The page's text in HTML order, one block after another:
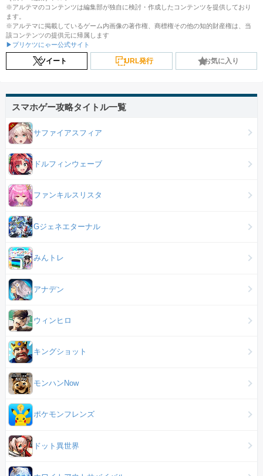
※アルテマのコンテンツは編集部が独自に検討・作成したコンテンツを提供しており
ます。
※アルテマに掲載しているゲーム内画像の著作権、商標権その他の知的財産権は、当
該コンテンツの提供元に帰属します
▶プリケツにゃー公式サイト
ツイート URL発行 お気に入り
スマホゲー攻略タイトル一覧
サファイアスフィア
ドルフィンウェーブ
ファンキルスリスタ
Gジェネエターナル
みんトレ
アナデン
ウィンヒロ
キングショット
モンハンNow
ポケモンフレンズ
ドット異世界